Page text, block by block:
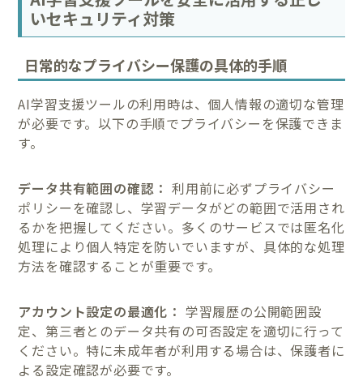
いセキュリティ対策
日常的なプライバシー保護の具体的手順
AI学習支援ツールの利用時は、個人情報の適切な管理
が必要です。以下の手順でプライバシーを保護できま
す。
データ共有範囲の確認： 利用前に必ずプライバシー
ポリシーを確認し、学習データがどの範囲で活用され
るかを把握してください。多くのサービスでは匿名化
処理により個人特定を防いでいますが、具体的な処理
方法を確認することが重要です。
アカウント設定の最適化： 学習履歴の公開範囲設
定、第三者とのデータ共有の可否設定を適切に行って
ください。特に未成年者が利用する場合は、保護者に
よる設定確認が必要です。